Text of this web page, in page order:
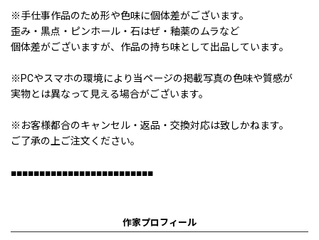
※手仕事作品のため形や色味に個体差がございます。
歪み・黒点・ピンホール・石はぜ・釉薬のムラなど
個体差がございますが、作品の持ち味として出品しています。
※PCやスマホの環境により当ページの掲載写真の色味や質感が
実物とは異なって見える場合がございます。
※お客様都合のキャンセル・返品・交換対応は致しかねます。
ご了承の上ご注文ください。
■■■■■■■■■■■■■■■■■■■■■■■■■
作家プロフィール